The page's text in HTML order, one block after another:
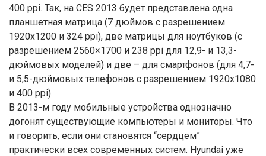
400 ppi. Так, на CES 2013 будет представлена одна
планшетная матрица (7 дюймов с разрешением
1920х1200 и 324 ppi), две матрицы для ноутбуков (с
разрешением 2560×1700 и 238 ppi для 12,9- и 13,3-
дюймовых моделей) и две – для смартфонов (для 4,7-
и 5,5-дюймовых телефонов с разрешением 1920х1080
и 400 ppi).
В 2013-м году мобильные устройства однозначно
догонят существующие компьютеры и мониторы. Что
и говорить, если они становятся “сердцем”
практически всех современных систем. Hyundai уже